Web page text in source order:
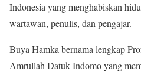
Indonesia yang menghabiskan
wartawan, penulis, dan pengajar.
Buya Hamka bernama lengkap
Amrullah Datuk Indomo yang